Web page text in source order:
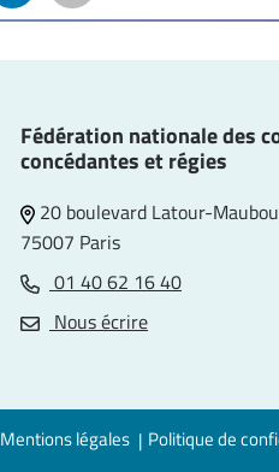
Fédération nationale des
concédantes et régies
20 boulevard Latour-
75007 Paris
01 40 62 16 40
Nous écrire
Mentions légales Politique de